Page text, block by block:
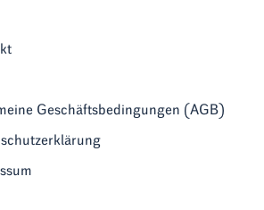
Geschäftsbedingungen (AGB)